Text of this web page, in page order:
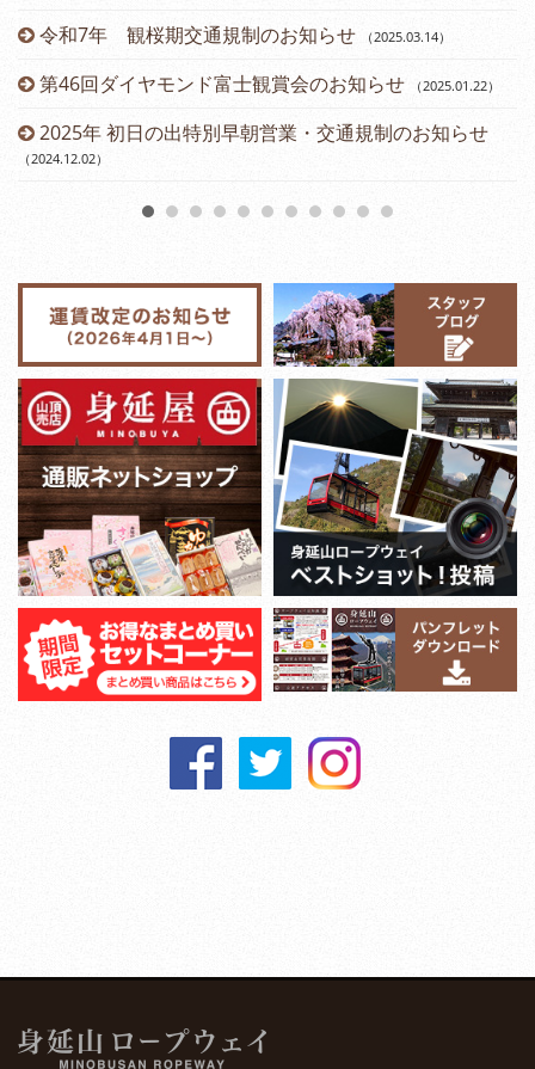
令和7年 観桜期交通規制のお知らせ （2025.03.14）
第46回ダイヤモンド富士観賞会のお知らせ （2025.01.22）
2025年 初日の出特別早朝営業・交通規制のお知らせ
（2024.12.02）